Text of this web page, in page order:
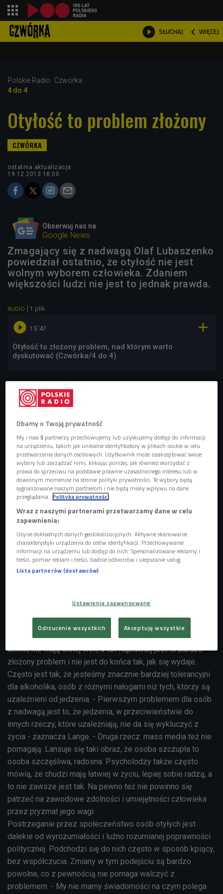
 SŁUCHAJ  WIĘCEJ

Polskie Radio
Czwórka
4 do 4
Otyłość to problem złożony
ostatnia aktualizacja:
19.12.2013 18:00
Obserwuj nas na
Google News
Zmagający się z nadwagą Olaf Lubaszenko
powiedział ostatnio, że otyłość nie jest
wolnym wyborem człowieka. Zdaniem
większości ludzi nie jest to jednak prawda.
AUDIO 1 plik
 15'47 
Otyłość to złożony problem, nad którym warto
dyskutować (Czwórka/4 do 4)
W walce z otyłością kluczowe są ćwiczenia i prawidłowa dieta
Foto: Glow
Images/East News
Z osobami otyłymi spotykamy się codziennie w każdym
miejscu - w pracy, w środowisku znajomych, środkach
komunikacji miejskiej. Najczęściej nie są one odbierane
pozytywnie.
społecznej, nawet politycznej - mówi
alarmujące. Stereotypowy obraz osób otyłych w naszej
głowie jest taki, że są oni zamknięci, siedzą w domach, są
leniwi, nie mają silnej woli, a tak naprawdę jest to bardzo
złożony problem i nie jest do końca tak, jak się wydaje.
Często jest tak, że jesteśmy znacznie bardziej tolerancyjni
dla alkoholika, osób z różnymi nałogami niż tych, którzy są
uzależnieni od jedzenia. - Pierwszym problemem dla osób
z nadwagą jest to, że jedzenia, w przeciwieństwie do
innych rzeczy, które uzależniają, nie da się wykluczyć z
życia - zaznacza Lange. - Druga rzecz: mass media też nie
pomagają. Lansuje się taki obraz, że osoba szczupła to
osoba szczęśliwa, radosna. Psycholodzy także często
mówią, że chudzi mają łatwiej w życiu, lepiej sobie radzą, a
to nie zawsze jest tak. Na pewno też nie powinno się
patrzeć na zawodowe zdolności i umiejętności człowieka
przez pryzmat jego wagi.
Postrzeganie przez społeczeństwo osób otyłych jest
dalekie od wyrozumiałości i luźno rozumianej poprawności
politycznej. Podchodzi się do nich często w sposób kpiący,
bez współczucia. Zmiany w tym podejściu są bardzo
powolne, co z pewnością nie pomaga walczyć z
problemem. - My nie mamy świadomości na czym polega
Dbamy o Twoją prywatność
My i nasi5 partnerzy przechowujemy lub uzyskujemy dostęp do informacji
na urządzeniu, takich jak unikalne identyfikatory w plikach cookie w celu
przetwarzania danych osobowych. Użytkownik może zaakceptować swoje
wybory lub zarządzać nimi, klikając poniżej, jak również skorzystać z
prawa do sprzeciwu na podstawie prawnie uzasadnionego interesu lub w
dowolnym momencie na stronie polityki prywatności. Te wybory będą
sygnalizowane naszym partnerom i nie będą miały wpływu na dane
przeglądania. Polityka prywatności
Wraz z naszymi partnerami przetwarzamy dane w celu
zapewnienia:
Użycie dokładnych danych geolokalizacyjnych. Aktywne skanowanie
charakterystyki urządzenia do celów identyfikacji. Przechowywanie
informacji na urządzeniu lub dostęp do nich. Spersonalizowane reklamy i
treści, pomiar reklam i treści, badnie odbiorców i ulepszanie usług.
Lista partnerów (dostawców)
Ustawienia zaawansowane
Odrzucenie wszystkich Akceptuję wszystkie